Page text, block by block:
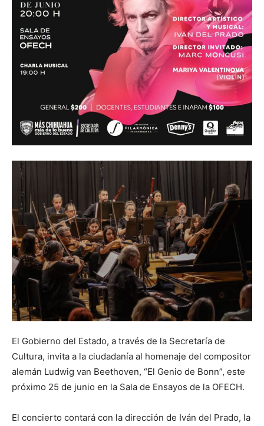
El Gobierno del Estado, a través de la Secretaría de
Cultura, invita a la ciudadanía al homenaje del compositor
alemán Ludwig van Beethoven, “El Genio de Bonn”, este
próximo 25 de junio en la Sala de Ensayos de la OFECH.
El concierto contará con la dirección de Iván del Prado, la